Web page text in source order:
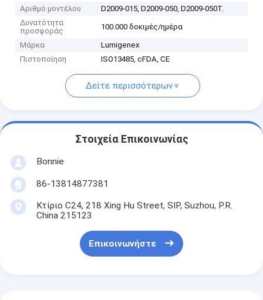
Αριθμό μοντέλου
D2009-015, D2009-050, D2009-050T.
Δυνατότητα
προσφοράς
100.000 δοκιμές/ημέρα
Μάρκα
Lumigenex
Πιστοποίηση
ISO13485, cFDA, CE
Δείτε περισσότερων
Στοιχεία Επικοινωνίας
Bonnie
86-13814877381
Κτίριο C24, 218 Xing Hu Street, SIP, Suzhou, P.R.
China 215123
Επικοινωνήστε